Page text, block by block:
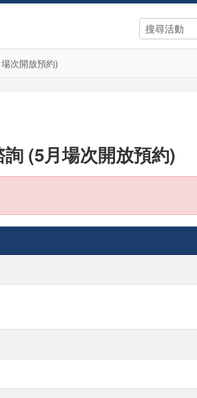
次開放預約)
(5月場次開放預約)